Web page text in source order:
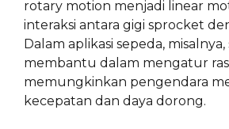
rotary motion menjadi linear
interaksi antara gigi sprocket
Dalam aplikasi sepeda,
membantu dalam mengatur
memungkinkan pengendara
kecepatan dan daya dorong.